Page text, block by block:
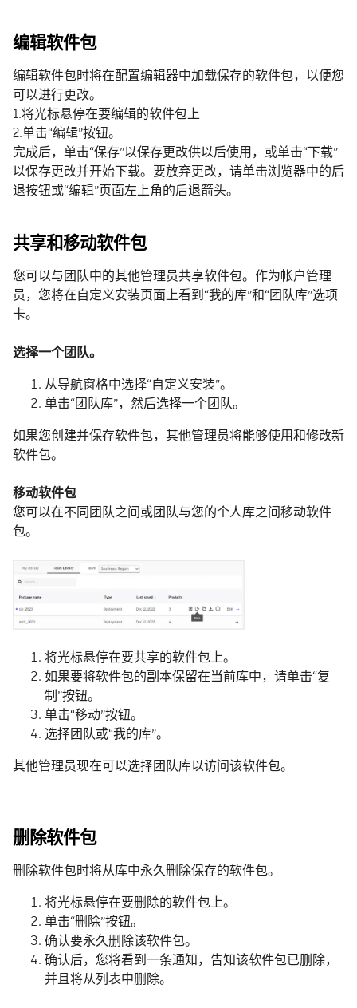
编辑软件包
编辑软件包时将在配置编辑器中加载保存的软件包，以便您
可以进行更改。
1.将光标悬停在要编辑的软件包上
2.单击“编辑”按钮。
完成后，单击“保存”以保存更改供以后使用，或单击“下载”
以保存更改并开始下载。要放弃更改，请单击浏览器中的后
退按钮或“编辑”页面左上角的后退箭头。
共享和移动软件包
您可以与团队中的其他管理员共享软件包。作为帐户管理
员，您将在自定义安装页面上看到“我的库”和“团队库”选项
卡。
选择一个团队。
从导航窗格中选择“自定义安装”。
单击“团队库”，然后选择一个团队。
如果您创建并保存软件包，其他管理员将能够使用和修改新
软件包。
移动软件包
您可以在不同团队之间或团队与您的个人库之间移动软件
包。
将光标悬停在要共享的软件包上。
如果要将软件包的副本保留在当前库中，请单击“复
制”按钮。
单击“移动”按钮。
选择团队或“我的库”。
其他管理员现在可以选择团队库以访问该软件包。
删除软件包
删除软件包时将从库中永久删除保存的软件包。
将光标悬停在要删除的软件包上。
单击“删除”按钮。
确认要永久删除该软件包。
确认后，您将看到一条通知，告知该软件包已删除，
并且将从列表中删除。